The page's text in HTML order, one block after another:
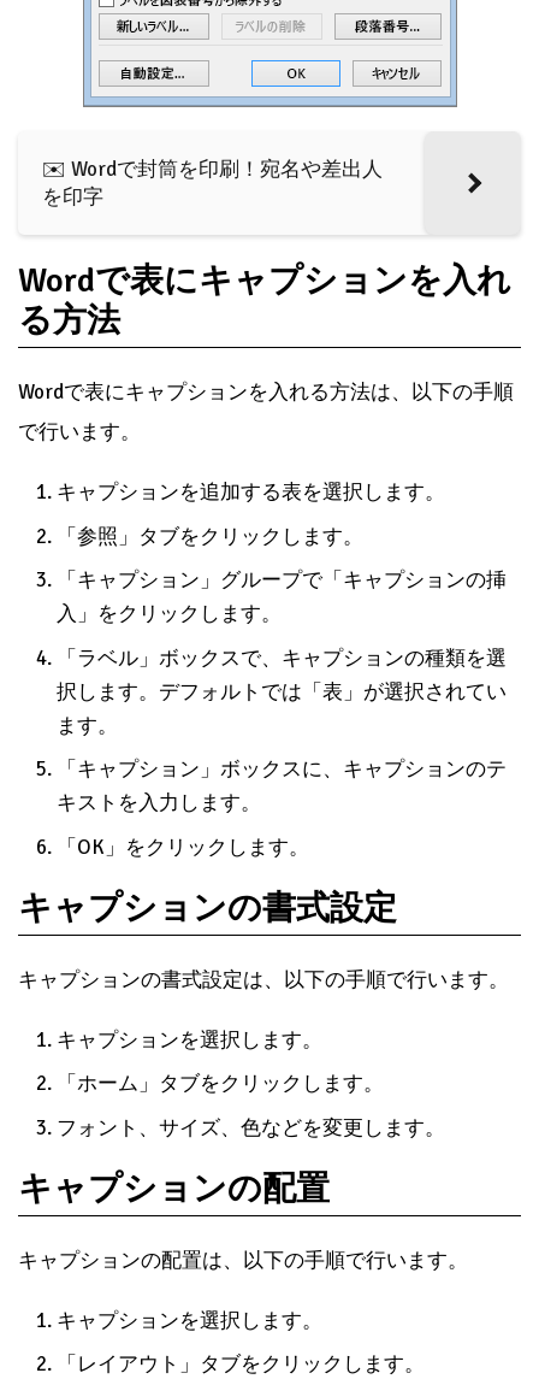
✉️ Wordで封筒を印刷！宛名や差出人
を印字
Wordで表にキャプションを入れ
る方法
Wordで表にキャプションを入れる方法は、以下の手順
で行います。
キャプションを追加する表を選択します。
「参照」タブをクリックします。
「キャプション」グループで「キャプションの挿
入」をクリックします。
「ラベル」ボックスで、キャプションの種類を選
択します。デフォルトでは「表」が選択されてい
ます。
「キャプション」ボックスに、キャプションのテ
キストを入力します。
「OK」をクリックします。
キャプションの書式設定
キャプションの書式設定は、以下の手順で行います。
キャプションを選択します。
「ホーム」タブをクリックします。
フォント、サイズ、色などを変更します。
キャプションの配置
キャプションの配置は、以下の手順で行います。
キャプションを選択します。
「レイアウト」タブをクリックします。